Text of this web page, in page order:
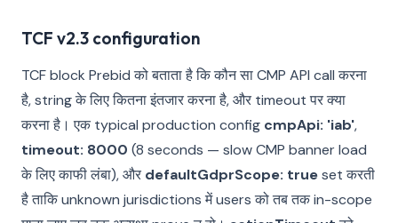
TCF v2.3 configuration
TCF block Prebid को बताता है कि कौन सा CMP API call करना
है, string के लिए कितना इंतजार करना है, और timeout पर क्या
करना है। एक typical production config cmpApi: 'iab',
timeout: 8000 (8 seconds — slow CMP banner load
के लिए काफी लंबा), और defaultGdprScope: trueset करती
है ताकि unknown jurisdictions में users को तब तक in-scope